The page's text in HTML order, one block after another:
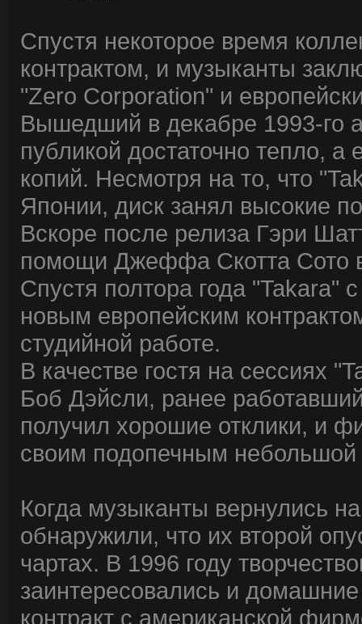
Спустя некоторое время
контрактом, и музыканты
"Zero Corporation" и
Вышедший в декабре 1993-го
публикой достаточно тепло,
копий. Несмотря на то, что
Японии, диск занял высокие
Вскоре после релиза Гэри
помощи Джеффа Скотта Сото
Спустя полтора года
новым европейским
студийной работе.
В качестве гостя на сессиях
Боб Дэйсли, ранее
получил хорошие отклики, и
своим подопечным небольшой
Когда музыканты вернулись
обнаружили, что их второй
чартах. В 1996 году
заинтересовались и
контракт с американской